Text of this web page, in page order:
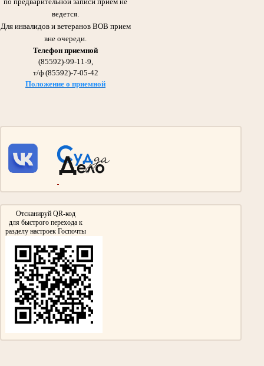
Участник Великой Отечественной войны
медалью «За оборону Сталинграда»
Участвовал в сражении на Курской Дуге и взятии Берлина.
Награжден Орденом Красной звезды, Медалью «За взятие Берлина»
Медалью «За победу над Германией в Великой Отечественной войне 1941-
Гизатуллин Ярулла Хикматович
Участник Великой Отечественной войны
нарсудья Тумутукского(ныне Азнакаевского) народного суда с 1954 по 1957гг.
медалями «За Победу над Германией в Великой Отечественной войне
«За доблестный труд в Великой Отечественной войне 1941-1945гг.»
ведется.
Для инвалидов и ветеранов ВОВ прием
вне очереди.
Телефон приемной
(85592)-99-11-9,
т/ф (85592)-7-05-42
Положение о приемной
Отсканируй QR-код
для быстрого перехода к
разделу настроек Госпочты